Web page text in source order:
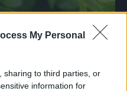
My Personal
sharing to third parties, or
information for
krompirove zlatice, a
počne već u proljeće.
4-5 godina. Kada